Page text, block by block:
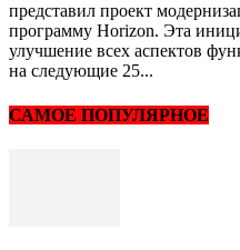
представил проект
программу Horizon. Эта
улучшение всех аспектов
на следующие 25...
САМОЕ ПОПУЛЯРНОЕ